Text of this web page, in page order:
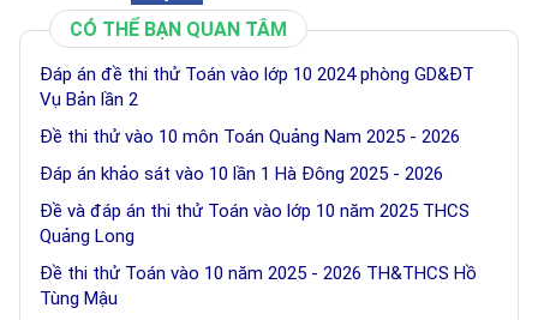
CÓ THỂ BẠN QUAN TÂM
Đáp án đề thi thử Toán vào lớp 10 2024 phòng GD&ĐT
Vụ Bản lần 2
Đề thi thử vào 10 môn Toán Quảng Nam 2025 - 2026
Đáp án khảo sát vào 10 lần 1 Hà Đông 2025 - 2026
Đề và đáp án thi thử Toán vào lớp 10 năm 2025 THCS
Quảng Long
Đề thi thử Toán vào 10 năm 2025 - 2026 TH&THCS Hồ
Tùng Mậu